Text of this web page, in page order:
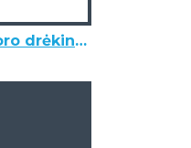
Adiabatinio oro drėkintuvo HUMON H315 drėkinimo korys